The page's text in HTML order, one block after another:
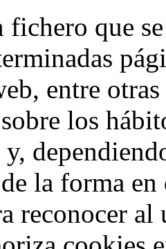
que
entre
los
y,
la forma
reconocer